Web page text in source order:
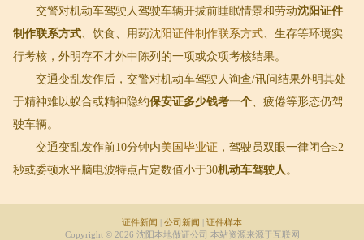
交警对机动车驾驶人驾驶车辆开拔前睡眠情景和劳动沈阳证件
制作联系方式、饮食、用药沈阳证件制作联系方式、生存等环境实
行考核，外明存不才外中陈列的一项或众项考核结果。
交通变乱发作后，交警对机动车驾驶人询查/讯问结果外明其处
于精神难以蚁合或精神隐约保安证多少钱考一个、疲倦等形态仍驾
驶车辆。
交通变乱发作前10分钟内美国毕业证 ，驾驶员双眼一律闭合≥2
秒或委顿水平脑电波特点占定数值小于30机动车驾驶人。
证件新闻 | 公司新闻 | 证件样本
Copyright © 2026 沈阳本地做证公司 本站资源来源于互联网